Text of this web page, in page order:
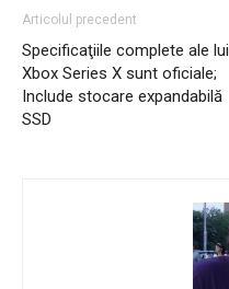
Articolul precedent
Specificaţiile complete ale lui
Xbox Series X sunt oficiale;
Include stocare expandabilă
SSD